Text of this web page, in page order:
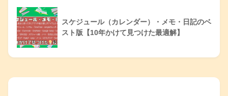
スケジュール（カレンダー）・メモ・日記のベ
スト版【10年かけて見つけた最適解】